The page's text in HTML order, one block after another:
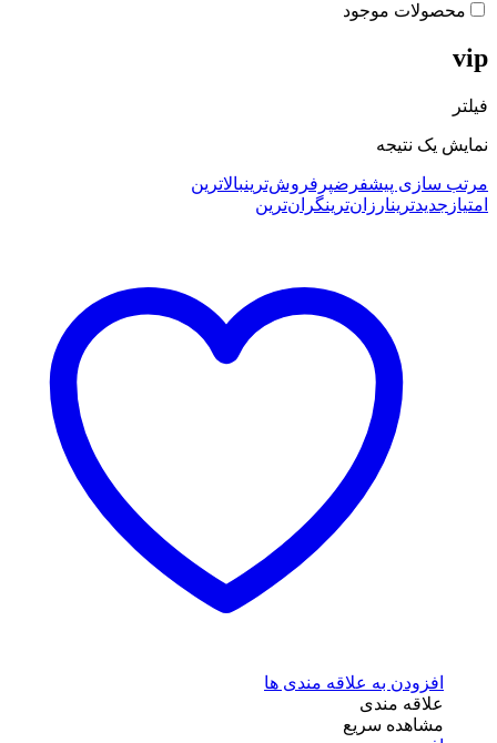
محصولات موجود
vip
فیلتر
نمایش یک نتیجه
مرتب سازی پیشفرضپرفروش‌ترینبالاترین
امتیاز جدیدترینارزان‌ترینگران‌ترین
افزودن به علاقه مندی ها
علاقه مندی
مشاهده سریع